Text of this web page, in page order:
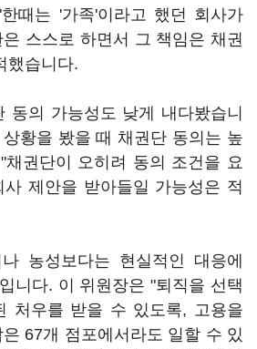
때는 '가족'이라고 했던 회사가
스스로 하면서 그 책임은 채권
했습니다.
동의 가능성도 낮게 내다봤습니
황을 봤을 때 채권단 동의는 높
권단이 오히려 동의 조건을 요
제안을 받아들일 가능성은 적
농성보다는 현실적인 대응에
니다. 이 위원장은 "퇴직을 선택
처우를 받을 수 있도록, 고용을
67개 점포에서라도 일할 수 있